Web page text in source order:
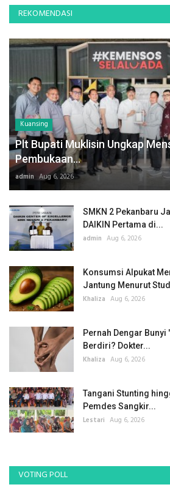
REKOMENDASI
Kuansing
Plt Bupati Muklisin Ungkap
Pembukaan...
admin Aug 6, 2026
SMKN 2 Pekanbaru
DAIKIN Pertama di...
admin Aug 6, 2026
Konsumsi Alpukat
Jantung Menurut
Khaliza Aug 6, 2026
Pernah Dengar Bunyi
Berdiri? Dokter...
Khaliza Aug 6, 2026
Tangani Stunting
Pemdes Sangkir...
Lestari Aug 6, 2026
VOTING POLL